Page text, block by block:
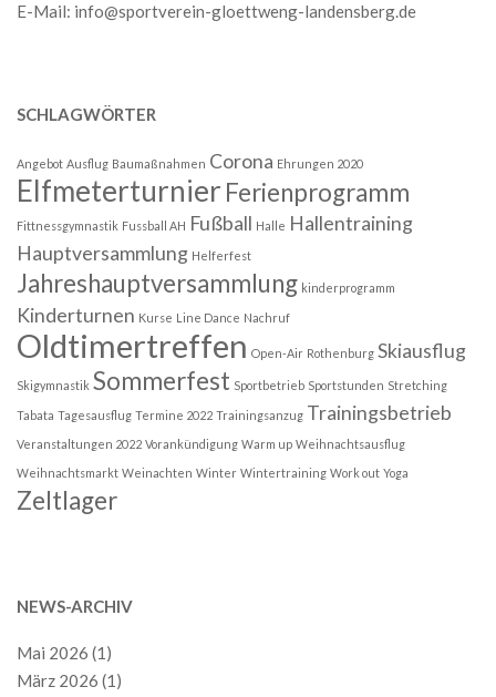
E-Mail: info@sportverein-gloettweng-landensberg.de
SCHLAGWÖRTER
Angebot Ausflug Baumaßnahmen Corona Ehrungen 2020
Elfmeterturnier Ferienprogramm
Fittnessgymnastik Fussball AH Fußball Halle Hallentraining
Hauptversammlung Helferfest
Jahreshauptversammlung kinderprogramm
Kinderturnen Kurse Line Dance Nachruf
Oldtimertreffen Open-Air Rothenburg Skiausflug
Skigymnastik Sommerfest Sportbetrieb Sportstunden Stretching
Tabata Tagesausflug Termine 2022 Trainingsanzug Trainingsbetrieb
Veranstaltungen 2022 Vorankündigung Warm up Weihnachtsausflug
Weihnachtsmarkt Weinachten Winter Wintertraining Work out Yoga
Zeltlager
NEWS-ARCHIV
Mai 2026 (1)
März 2026 (1)